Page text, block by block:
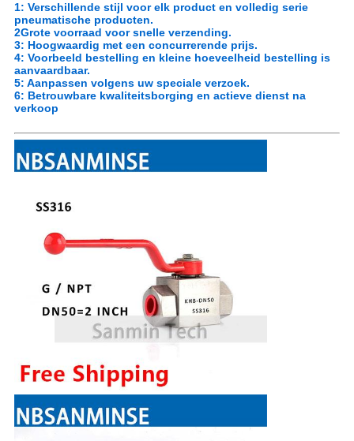
1: Verschillende stijl voor elk product en volledig serie
pneumatische producten.
2Grote voorraad voor snelle verzending.
3: Hoogwaardig met een concurrerende prijs.
4: Voorbeeld bestelling en kleine hoeveelheid bestelling is
aanvaardbaar.
5: Aanpassen volgens uw speciale verzoek.
6: Betrouwbare kwaliteitsborging en actieve dienst na
verkoop